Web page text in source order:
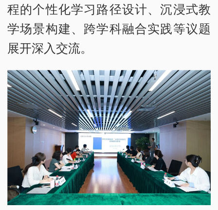
程的个性化学习路径设计、沉浸式教
学场景构建、跨学科融合实践等议题
展开深入交流。